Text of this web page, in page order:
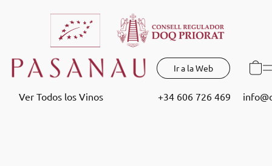
Ir a la Web
Ver Todos los Vinos +34 606 726 469